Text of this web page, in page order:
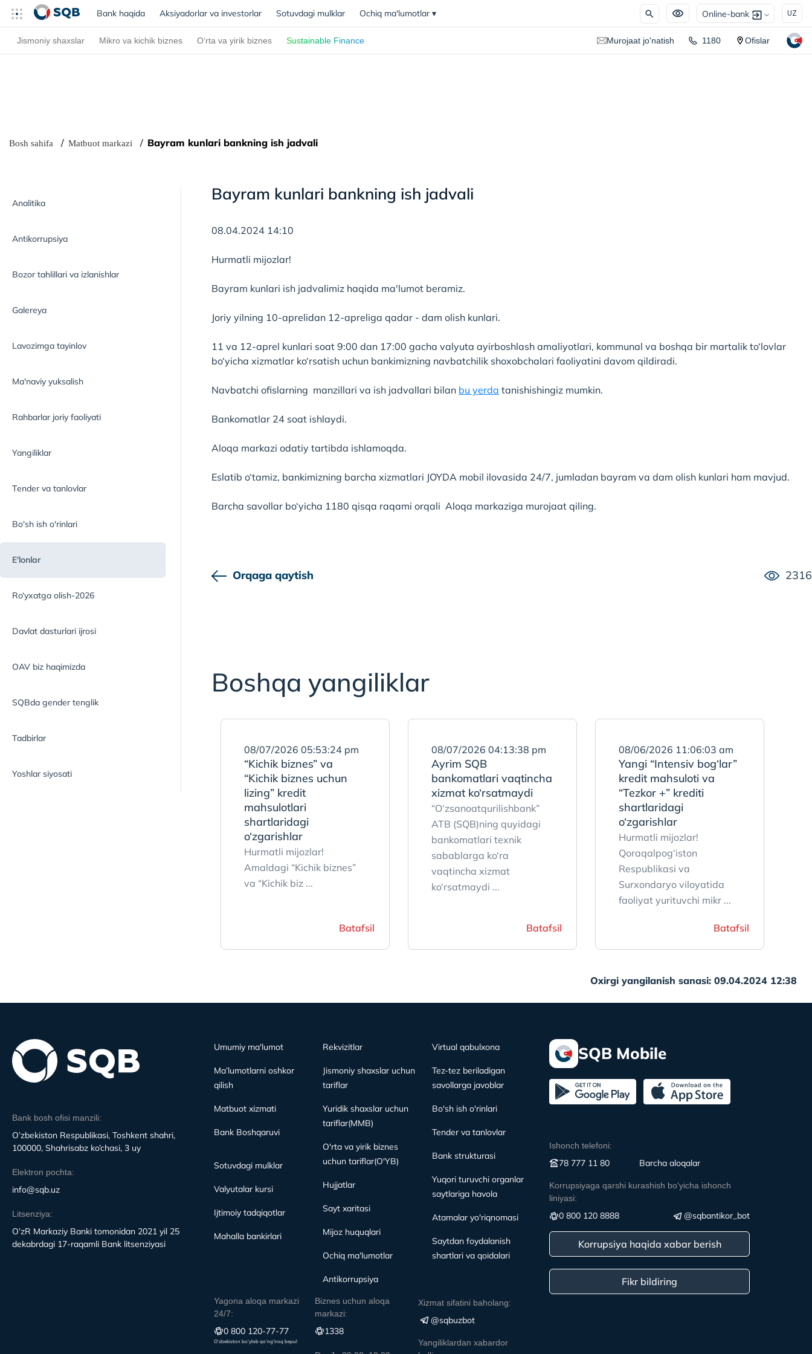
Bank haqida (current)
Aksiyadorlar va investorlar Sotuvdagi mulklar Ochiq ma'lumotlar ▾ Online-bank UZ
Jismoniy shaxslar Mikro va kichik biznes O‘rta va yirik biznes Sustainable Finance Murojaat jo'natish 1180 Ofislar
Bosh sahifa Matbuot markazi Bayram kunlari bankning ish jadvali
Analitika
Antikorrupsiya
Bozor tahlillari va izlanishlar
Galereya
Lavozimga tayinlov
Ma'naviy yuksalish
Rahbarlar joriy faoliyati
Yangiliklar
Tender va tanlovlar
Bo'sh ish o'rinlari
E'lonlar
Ro‘yxatga olish-2026
Davlat dasturlari ijrosi
OAV biz haqimizda
SQBda gender tenglik
Tadbirlar
Yoshlar siyosati
Bayram kunlari bankning ish jadvali
08.04.2024 14:10
Hurmatli mijozlar!
Bayram kunlari ish jadvalimiz haqida ma'lumot beramiz.
Joriy yilning 10-aprelidan 12-apreliga qadar - dam olish kunlari.
11 va 12-aprel kunlari soat 9:00 dan 17:00 gacha valyuta ayirboshlash amaliyotlari, kommunal va boshqa bir martalik to‘lovlar
bo‘yicha xizmatlar ko‘rsatish uchun bankimizning navbatchilik shoxobchalari faoliyatini davom qildiradi.
Navbatchi ofislarning manzillari va ish jadvallari bilan bu yerda tanishishingiz mumkin.
Bankomatlar 24 soat ishlaydi.
Aloqa markazi odatiy tartibda ishlamoqda.
Eslatib o‘tamiz, bankimizning barcha xizmatlari JOYDA mobil ilovasida 24/7, jumladan bayram va dam olish kunlari ham mavjud.
Barcha savollar bo‘yicha 1180 qisqa raqami orqali Aloqa markaziga murojaat qiling.
Orqaga qaytish 2316
Boshqa yangiliklar
08/07/2026 05:53:24 pm
“Kichik biznes” va
“Kichik biznes uchun
lizing” kredit
mahsulotlari
shartlaridagi
o‘zgarishlar
Hurmatli mijozlar!
Amaldagi “Kichik biznes”
va “Kichik biz ...
Batafsil
08/07/2026 04:13:38 pm
Ayrim SQB
bankomatlari vaqtincha
xizmat ko‘rsatmaydi
“O‘zsanoatqurilishbank”
ATB (SQB)ning quyidagi
bankomatlari texnik
sabablarga ko‘ra
vaqtincha xizmat
ko‘rsatmaydi ...
Batafsil
08/06/2026 11:06:03 am
Yangi “Intensiv bog‘lar”
kredit mahsuloti va
“Tezkor +” krediti
shartlaridagi
o‘zgarishlar
Hurmatli mijozlar!
Qoraqalpog‘iston
Respublikasi va
Surxondaryo viloyatida
faoliyat yurituvchi mikr ...
Batafsil
Oxirgi yangilanish sanasi: 09.04.2024 12:38
Bank bosh ofisi manzili:
O’zbekiston Respublikasi, Toshkent shahri,
100000, Shahrisabz ko’chasi, 3 uy
Elektron pochta:
info@sqb.uz
Litsenziya:
O’zR Markaziy Banki tomonidan 2021 yil 25
dekabrdagi 17-raqamli Bank litsenziyasi
Umumiy ma'lumot
Ma’lumotlarni oshkor
qilish
Matbuot xizmati
Bank Boshqaruvi
Sotuvdagi mulklar
Valyutalar kursi
Ijtimoiy tadqiqotlar
Mahalla bankirlari
Rekvizitlar
Jismoniy shaxslar uchun
tariflar
Yuridik shaxslar uchun
tariflar(MMB)
O'rta va yirik biznes
uchun tariflar(O'YB)
Hujjatlar
Sayt xaritasi
Mijoz huquqlari
Ochiq ma'lumotlar
Antikorrupsiya
Virtual qabulxona
Tez-tez beriladigan
savollarga javoblar
Bo'sh ish o'rinlari
Tender va tanlovlar
Bank strukturasi
Yuqori turuvchi organlar
saytlariga havola
Atamalar yo'riqnomasi
Saytdan foydalanish
shartlari va qoidalari
Yagona aloqa markazi
24/7:
0 800 120-77-77
O‘zbekiston bo‘ylab qo‘ng‘iroq bepul
Biznes uchun aloqa
markazi:
1338
Xizmat sifatini baholang:
@sqbuzbot
Yangiliklardan xabardor
SQB Mobile
Ishonch telefoni:
78 777 11 80 Вarcha aloqalar
Korrupsiyaga qarshi kurashish boʻyicha ishonch
liniyasi:
0 800 120 8888 @sqbantikor_bot
Korrupsiya haqida xabar berish
Fikr bildiring